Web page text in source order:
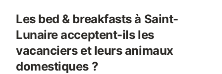
Les bed & breakfasts à Saint-
Lunaire acceptent-ils les
vacanciers et leurs animaux
domestiques ?